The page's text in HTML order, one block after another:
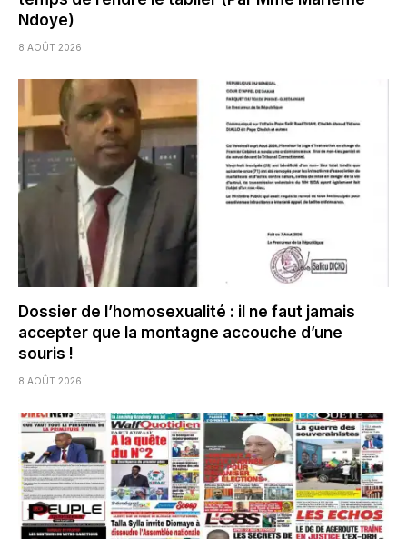
Ndoye)
8 AOÛT 2026
Dossier de l’homosexualité : il ne faut jamais
accepter que la montagne accouche d’une
souris !
8 AOÛT 2026